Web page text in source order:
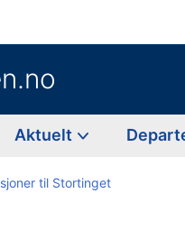
Aktuelt
til Stortinget